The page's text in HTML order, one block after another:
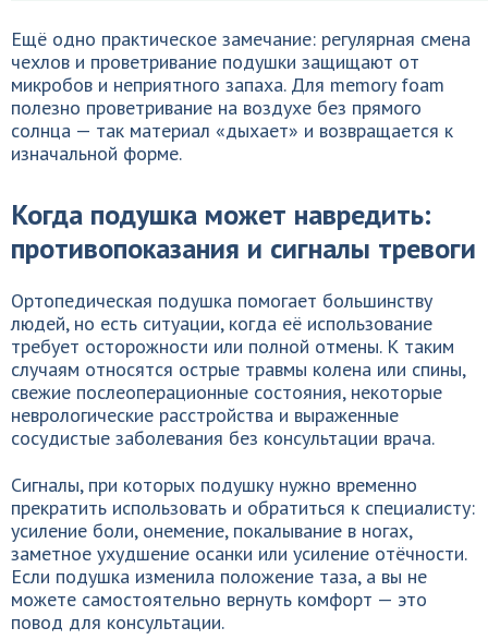
Ещё одно практическое замечание: регулярная смена
чехлов и проветривание подушки защищают от
микробов и неприятного запаха. Для memory foam
полезно проветривание на воздухе без прямого
солнца — так материал «дыхает» и возвращается к
изначальной форме.
Когда подушка может навредить:
противопоказания и сигналы тревоги
Ортопедическая подушка помогает большинству
людей, но есть ситуации, когда её использование
требует осторожности или полной отмены. К таким
случаям относятся острые травмы колена или спины,
свежие послеоперационные состояния, некоторые
неврологические расстройства и выраженные
сосудистые заболевания без консультации врача.
Сигналы, при которых подушку нужно временно
прекратить использовать и обратиться к специалисту:
усиление боли, онемение, покалывание в ногах,
заметное ухудшение осанки или усиление отёчности.
Если подушка изменила положение таза, а вы не
можете самостоятельно вернуть комфорт — это
повод для консультации.